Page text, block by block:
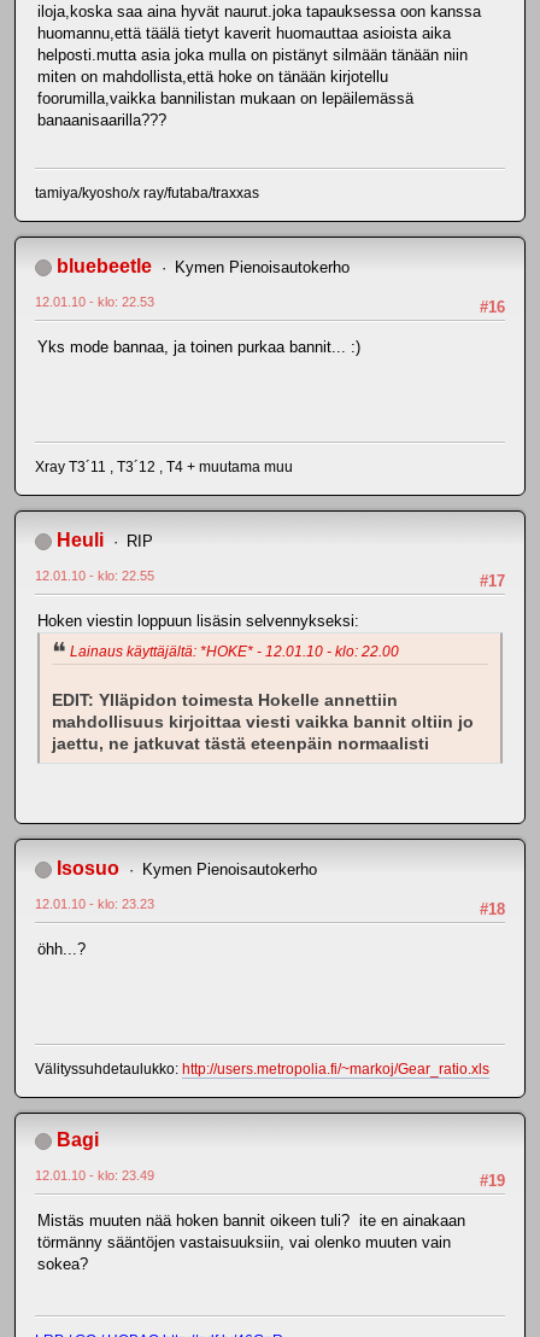
iloja,koska saa aina hyvät naurut.joka tapauksessa oon kanssa
huomannu,että täälä tietyt kaverit huomauttaa asioista aika
helposti.mutta asia joka mulla on pistänyt silmään tänään niin
miten on mahdollista,että hoke on tänään kirjotellu
foorumilla,vaikka bannilistan mukaan on lepäilemässä
banaanisaarilla???
tamiya/kyosho/x ray/futaba/traxxas
bluebeetle Kymen Pienoisautokerho
#16
12.01.10 - klo: 22.53
Yks mode bannaa, ja toinen purkaa bannit... :)
Xray T3´11 , T3´12 , T4 + muutama muu
Heuli RIP
#17
12.01.10 - klo: 22.55
Hoken viestin loppuun lisäsin selvennykseksi:
Lainaus käyttäjältä: *HOKE* - 12.01.10 - klo: 22.00
EDIT: Ylläpidon toimesta Hokelle annettiin
mahdollisuus kirjoittaa viesti vaikka bannit oltiin jo
jaettu, ne jatkuvat tästä eteenpäin normaalisti
Isosuo Kymen Pienoisautokerho
#18
12.01.10 - klo: 23.23
öhh...?
Välityssuhdetaulukko: http://users.metropolia.fi/~markoj/Gear_ratio.xls
Bagi
#19
12.01.10 - klo: 23.49
Mistäs muuten nää hoken bannit oikeen tuli? ite en ainakaan
törmänny sääntöjen vastaisuuksiin, vai olenko muuten vain
sokea?